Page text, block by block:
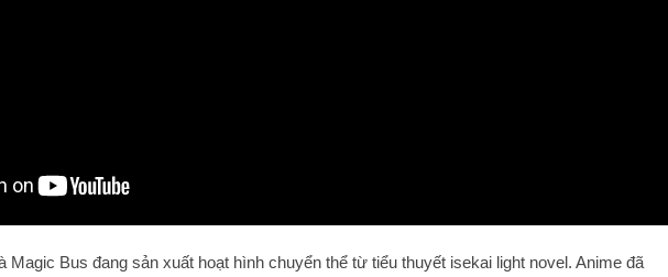
Magic Bus đang sản xuất hoạt hình chuyển thể từ tiểu thuyết isekai light novel. Anime đã